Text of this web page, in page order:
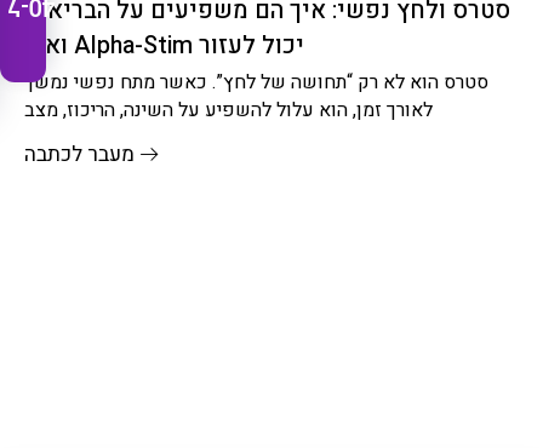
סטרס ולחץ נפשי: איך הם משפיעים על הבריאות
ואיך Alpha-Stim יכול לעזור
סטרס הוא לא רק “תחושה של לחץ”. כאשר מתח נפשי נמשך
לאורך זמן, הוא עלול להשפיע על השינה, הריכוז, מצב
מעבר לכתבה